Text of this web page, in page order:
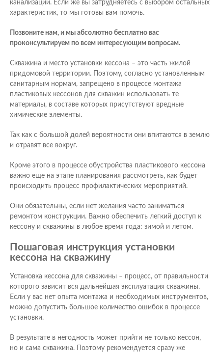
канализации. Если же вы затрудняетесь с выбором остальных
характеристик, то мы готовы вам помочь.
Позвоните нам, и мы абсолютно бесплатно вас
проконсультируем по всем интересующим вопросам.
Скважина и место установки кессона – это часть жилой
придомовой территории. Поэтому, согласно установленным
санитарным нормам, запрещено в процессе монтажа
пластиковых кессонов для скважин использовать те
материалы, в составе которых присутствуют вредные
химические элементы.
Так как с большой долей вероятности они впитаются в землю
и отравят все вокруг.
Кроме этого в процессе обустройства пластикового кессона
важно еще на этапе планирования рассмотреть, как будет
происходить процесс профилактических мероприятий.
Они обязательны, если нет желания часто заниматься
ремонтом конструкции. Важно обеспечить легкий доступ к
кессону и скважины в любое время года: зимой и летом.
Пошаговая инструкция установки
кессона на скважину
Установка кессона для скважины – процесс, от правильности
которого зависит вся дальнейшая эксплуатация скважины.
Если у вас нет опыта монтажа и необходимых инструментов,
можно допустить большое количество ошибок в процессе
установки.
В результате в негодность может прийти не только кессон,
но и сама скважина. Поэтому рекомендуется сразу же